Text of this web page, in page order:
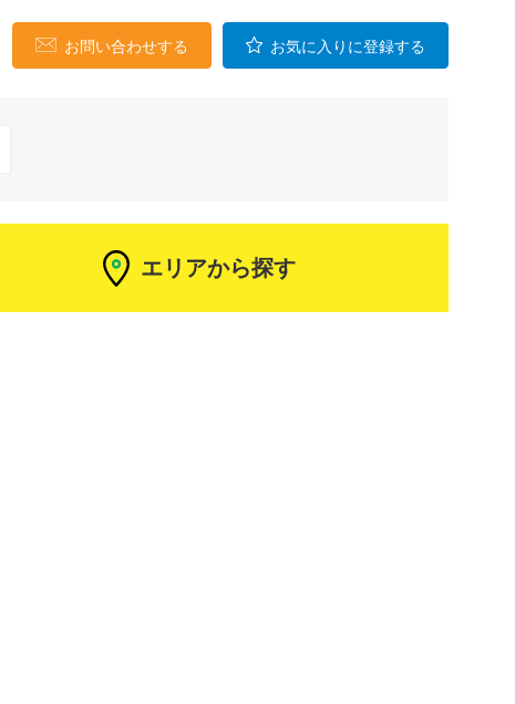
お問い合わせする お気に入りに登録する
エリアから探す